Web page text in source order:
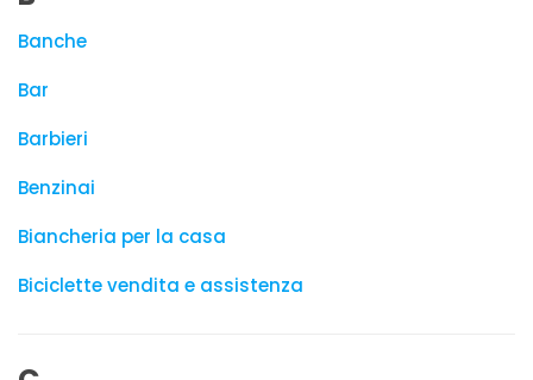
Banche
Bar
Barbieri
Benzinai
Biancheria per la casa
Biciclette vendita e assistenza